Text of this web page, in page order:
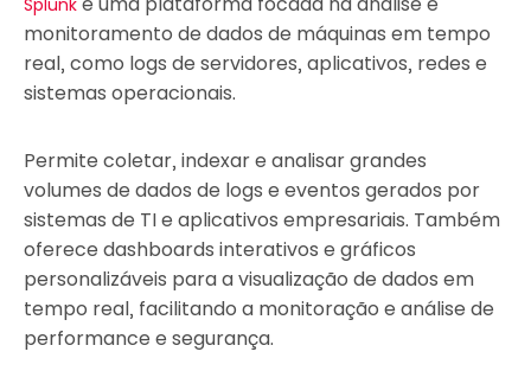
monitoramento de dados de máquinas em tempo
real, como logs de servidores, aplicativos, redes e
sistemas operacionais.
Permite coletar, indexar e analisar grandes
volumes de dados de logs e eventos gerados por
sistemas de TI e aplicativos empresariais. Também
oferece dashboards interativos e gráficos
personalizáveis para a visualização de dados em
tempo real, facilitando a monitoração e análise de
performance e segurança.